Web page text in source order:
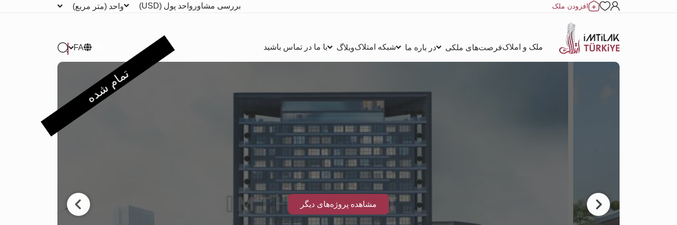
افزودن ملک بررسی مشاور واحد پول (USD) واحد (متر مربع)
ملک و املاکفرصت‌های ملکی در باره ما شبکه امتلاکوبلاگ با ما در تماس باشید FA
تمام شده
مشاهده پروژه‌های دیگر